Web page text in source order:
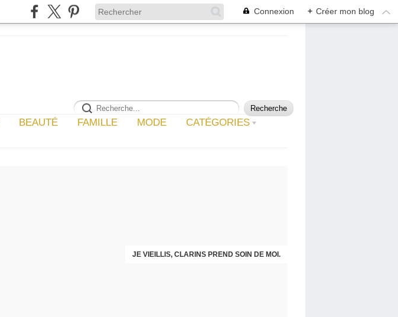
Connexion + Créer mon blog
BEAUTÉ FAMILLE MODE
CATÉGORIES
JE VIEILLIS, CLARINS PREND SOIN DE MOI.